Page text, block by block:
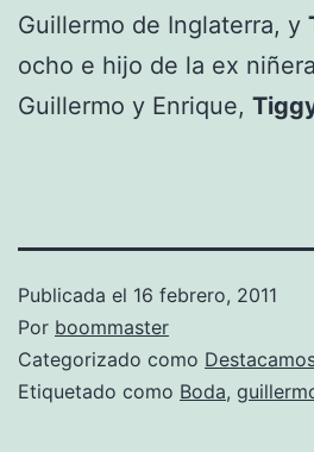
Guillermo de Inglaterra, y
ocho e hijo de la ex
Guillermo y Enrique,
Publicada el 16 febrero, 2011
Por boommaster
Categorizado como
Etiquetado como Boda,